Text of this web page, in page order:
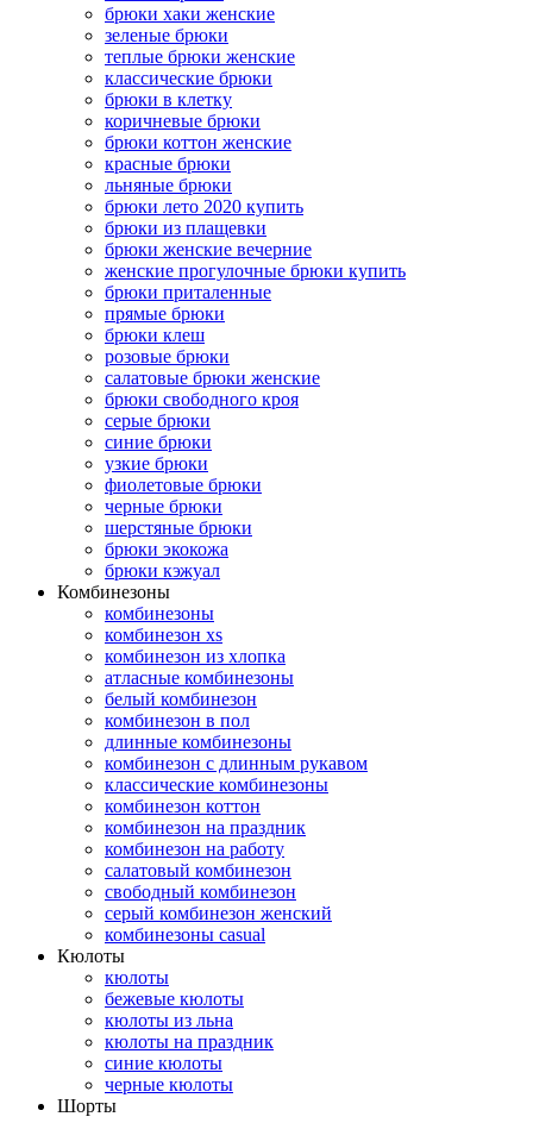
брюки хаки женские
зеленые брюки
теплые брюки женские
классические брюки
брюки в клетку
коричневые брюки
брюки коттон женские
красные брюки
льняные брюки
брюки лето 2020 купить
брюки из плащевки
брюки женские вечерние
женские прогулочные брюки купить
брюки приталенные
прямые брюки
брюки клеш
розовые брюки
салатовые брюки женские
брюки свободного кроя
серые брюки
синие брюки
узкие брюки
фиолетовые брюки
черные брюки
шерстяные брюки
брюки экокожа
брюки кэжуал
Комбинезоны
комбинезоны
комбинезон xs
комбинезон из хлопка
атласные комбинезоны
белый комбинезон
комбинезон в пол
длинные комбинезоны
комбинезон с длинным рукавом
классические комбинезоны
комбинезон коттон
комбинезон на праздник
комбинезон на работу
салатовый комбинезон
свободный комбинезон
серый комбинезон женский
комбинезоны casual
Кюлоты
кюлоты
бежевые кюлоты
кюлоты из льна
кюлоты на праздник
синие кюлоты
черные кюлоты
Шорты